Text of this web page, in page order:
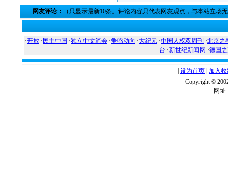
网友评论： （只显示最新10条。评论内容只代表网友观点，与本站立场
·开放 · 民主中国 ·独立中文笔会 ·争鸣动向 ·大纪元 ·中国人权双周刊 ·北京之
台 ·新世纪新闻网 ·德国
设为首页 加入
Copyright ©
网址